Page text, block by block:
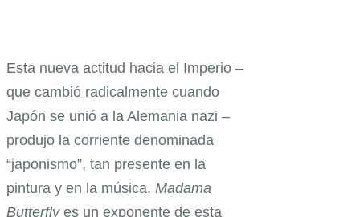
Esta nueva actitud hacia el Imperio –
que cambió radicalmente cuando
Japón se unió a la Alemania nazi –
produjo la corriente denominada
“japonismo”, tan presente en la
pintura y en la música. Madama
Butterflyes un exponente de esta